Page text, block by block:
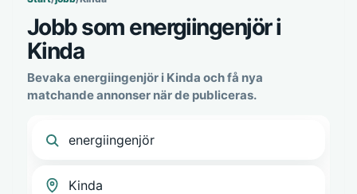
Jobb som energiingenjör i
Kinda
Bevaka energiingenjör i Kinda och få nya
matchande annonser när de publiceras.